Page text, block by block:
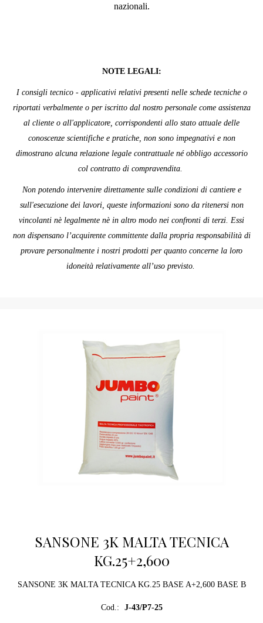
nazionali.
NOTE LEGALI:
I consigli tecnico - applicativi relativi presenti nelle schede tecniche o
riportati verbalmente o per iscritto dal nostro personale come assistenza
al cliente o all'applicatore, corrispondenti allo stato attuale delle
conoscenze scientifiche e pratiche, non sono impegnativi e non
dimostrano alcuna relazione legale contrattuale né obbligo accessorio
col contratto di compravendita.
Non potendo intervenire direttamente sulle condizioni di cantiere e
sull'esecuzione dei lavori, queste informazioni sono da ritenersi non
vincolanti nè legalmente nè in altro modo nei confronti di terzi. Essi
non dispensano l’acquirente committente dalla propria responsabilità di
provare personalmente i nostri prodotti per quanto concerne la loro
idoneità relativamente all’uso previsto.
SANSONE 3K MALTA TECNICA
KG.25+2,600
SANSONE 3K MALTA TECNICA KG.25 BASE A+2,600 BASE B
Cod.: J-43/P7-25